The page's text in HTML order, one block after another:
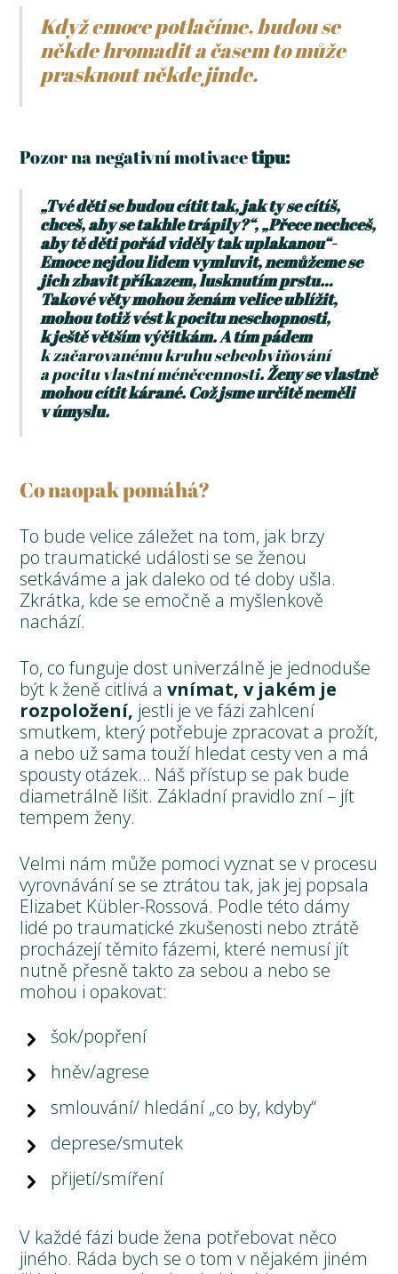
Když emoce potlačíme, budou se
někde hromadit a časem to může
prasknout někde jinde.
Pozor na negativní motivacetipu:
„Tvé děti se budou cítit tak, jak ty se cítíš,
chceš, aby se takhle trápily?“, „Přece nechceš,
aby tě děti pořád viděly tak uplakanou“-
Emoce nejdou lidem vymluvit, nemůžeme se
jich zbavit příkazem, lusknutím prstu…
Takové věty mohou ženám velice ublížit,
mohou totiž vést k pocitu neschopnosti,
k ještě větším výčitkám. A tím pádem
k začarovanému kruhu sebeobviňování
a pocitu vlastní méněcennosti. Ženy se vlastně
mohou cítit kárané. Což jsme určitě neměli
v úmyslu.
Co naopak pomáhá?
To bude velice záležet na tom, jak brzy
po traumatické události se se ženou
setkáváme a jak daleko od té doby ušla.
Zkrátka, kde se emočně a myšlenkově
nachází.
To, co funguje dost univerzálně je jednoduše
být k ženě citlivá a vnímat, v jakém je
rozpoložení, jestli je ve fázi zahlcení
smutkem, který potřebuje zpracovat a prožít,
a nebo už sama touží hledat cesty ven a má
spousty otázek… Náš přístup se pak bude
diametrálně lišit. Základní pravidlo zní – jít
tempem ženy.
Velmi nám může pomoci vyznat se v procesu
vyrovnávání se se ztrátou tak, jak jej popsala
Elizabet Kübler-Rossová. Podle této dámy
lidé po traumatické zkušenosti nebo ztrátě
procházejí těmito fázemi, které nemusí jít
nutně přesně takto za sebou a nebo se
mohou i opakovat:
šok/popření
hněv/agrese
smlouvání/ hledání „co by, kdyby“
deprese/smutek
přijetí/smíření
V každé fázi bude žena potřebovat něco
jiného. Ráda bych se o tom v nějakém jiném